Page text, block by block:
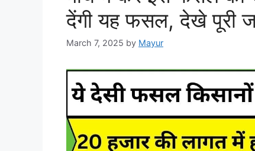
देंगी यह फसल, देखे पूरी
March 7, 2025 by Mayur